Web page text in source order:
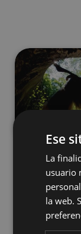
i y
Ese
La
usuario
la web.